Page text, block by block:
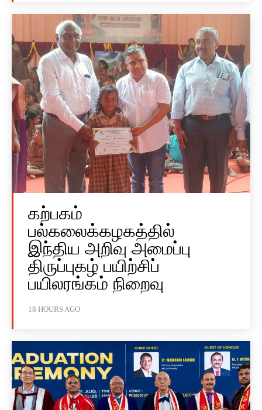
கற்பகம்
பல்கலைக்கழகத்தில்
இந்திய அறிவு அமைப்பு
திருப்புகழ் பயிற்சிப்
பயிலரங்கம் நிறைவு
18 HOURS AGO